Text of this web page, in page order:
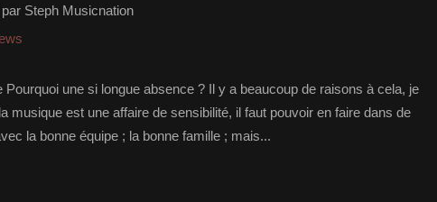
par Steph Musicnation
Pourquoi une si longue absence ? Il y a beaucoup de raisons à cela, je
musique est une affaire de sensibilité, il faut pouvoir en faire dans de
la bonne équipe ; la bonne famille ; mais...